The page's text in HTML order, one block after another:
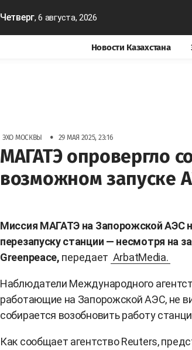
Четверг, 6 августа, 2026
Новости Казахстана
ЭХО МОСКВЫ • 29 МАЯ 2025, 23:16
МАГАТЭ опровергло
возможном запуске
Миссия МАГАТЭ на Запорожской АЭС
перезапуску станции — несмотря на
Greenpeace, передает ArbatMedia.
Наблюдатели Международного
работающие на Запорожской АЭС, не
собирается возобновить работу
Как сообщает агентство Reuters,